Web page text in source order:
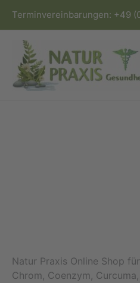
Inhalt
Terminvereinbarungen: +49
Natur Praxis Online Shop
Chrom, Coenzym,